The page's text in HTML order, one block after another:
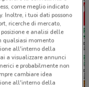
NUOVO
come meglio indicato
Inoltre, i tuoi dati possono
ricerche di mercato,
e analisi delle
qualsiasi momento
all'interno della
a visualizzare annunci
e probabilmente non
cambiare idea
all'interno della